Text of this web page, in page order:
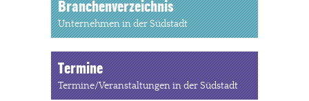
Branchenverzeichnis
Unternehmen in der Südstadt
Termine
Termine/Veranstaltungen in der Südstadt